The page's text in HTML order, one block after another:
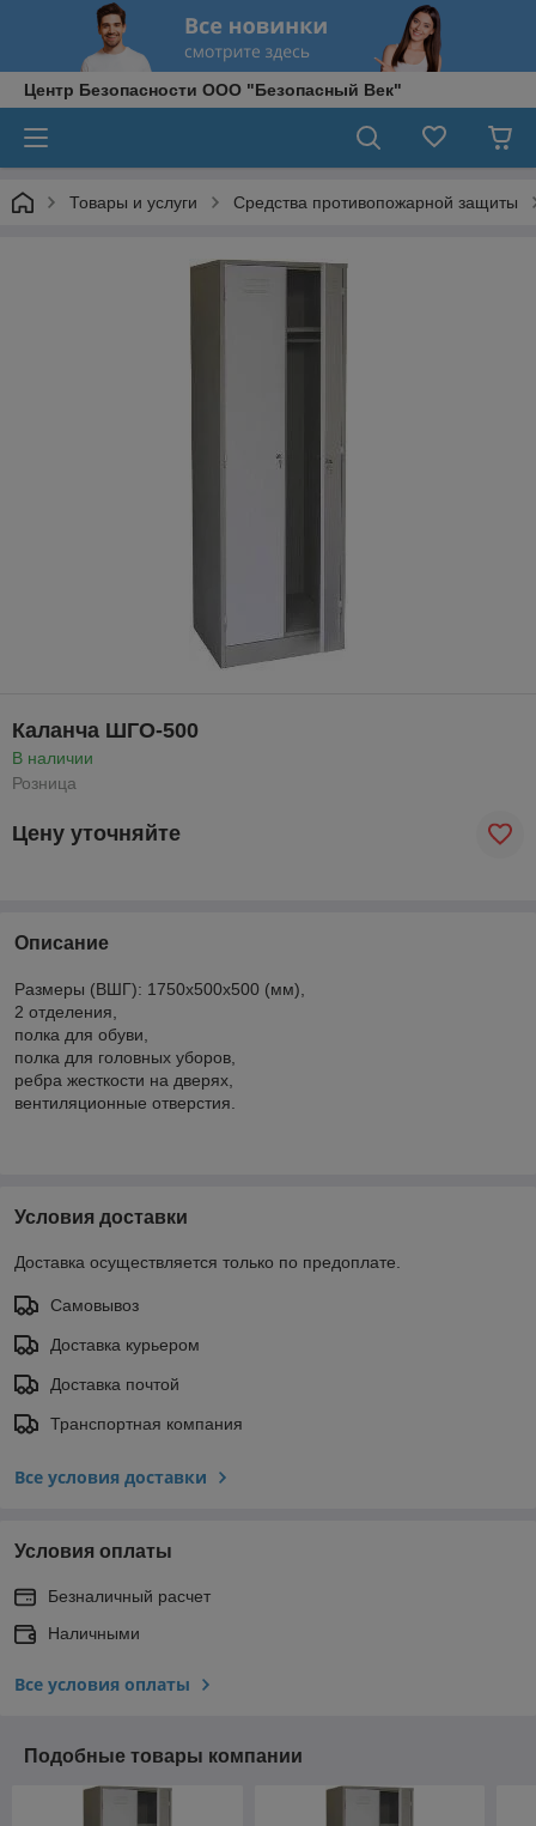
Центр Безопасности ООО "Безопасный Век"
Товары и услуги Средства противопожарной защиты
Каланча ШГО-500
В наличии
Розница
Цену уточняйте
Описание
Размеры (ВШГ): 1750х500х500 (мм),
2 отделения,
полка для обуви,
полка для головных уборов,
ребра жесткости на дверях,
вентиляционные отверстия.
Условия доставки
Доставка осуществляется только по предоплате.
Самовывоз
Доставка курьером
Доставка почтой
Транспортная компания
Все условия доставки
Условия оплаты
Безналичный расчет
Наличными
Все условия оплаты
Подобные товары компании